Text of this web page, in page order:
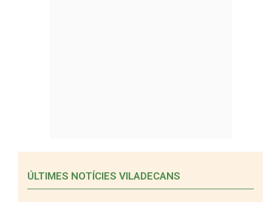
ÚLTIMES NOTÍCIES VILADECANS